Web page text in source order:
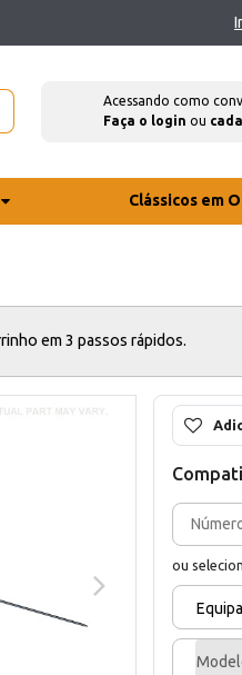
Acessando como
Faça o login ou
Clássicos em
em 3 passos rápidos.
ou